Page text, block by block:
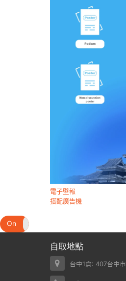
電子壁報
搭配廣告機
On
自取地點
台中1倉: 407台中